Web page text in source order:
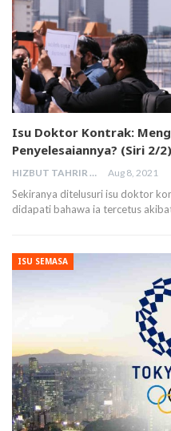
Isu Doktor Kontrak:
Penyelesaiannya? (Siri 2/2)
HIZBUT TAHRIR MALAYSIA Aug 8, 2021
Sekiranya ditelusuri isu doktor
didapati bahawa ia tercetus
ISU SEMASA